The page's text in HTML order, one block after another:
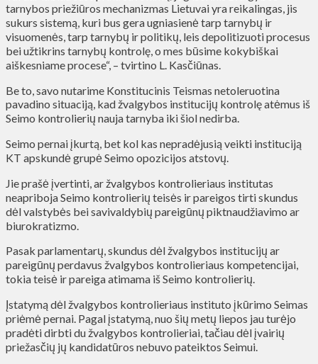
tarnybos priežiūros mechanizmas Lietuvai yra reikalingas, jis
sukurs sistemą, kuri bus gera ugniasienė tarp tarnybų ir
visuomenės, tarp tarnybų ir politikų, leis depolitizuoti procesus
bei užtikrins tarnybų kontrolę, o mes būsime kokybiškai
aiškesniame procese“, – tvirtino L. Kasčiūnas.
Be to, savo nutarime Konstitucinis Teismas netoleruotina
pavadino situaciją, kad žvalgybos institucijų kontrolę atėmus iš
Seimo kontrolierių nauja tarnyba iki šiol nedirba.
Seimo pernai įkurtą, bet kol kas nepradėjusią veikti instituciją
KT apskundė grupė Seimo opozicijos atstovų.
Jie prašė įvertinti, ar žvalgybos kontrolieriaus institutas
neapriboja Seimo kontrolierių teisės ir pareigos tirti skundus
dėl valstybės bei savivaldybių pareigūnų piktnaudžiavimo ar
biurokratizmo.
Pasak parlamentarų, skundus dėl žvalgybos institucijų ar
pareigūnų perdavus žvalgybos kontrolieriaus kompetencijai,
tokia teisė ir pareiga atimama iš Seimo kontrolierių.
Įstatymą dėl žvalgybos kontrolieriaus instituto įkūrimo Seimas
priėmė pernai. Pagal įstatymą, nuo šių metų liepos jau turėjo
pradėti dirbti du žvalgybos kontrolieriai, tačiau dėl įvairių
priežasčių jų kandidatūros nebuvo pateiktos Seimui.